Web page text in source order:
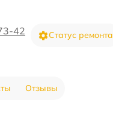
42 Статус ремонта
Отзывы